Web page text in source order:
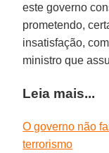
este governo
prometendo,
insatisfação,
ministro que
Leia mais...
O governo não
terrorismo